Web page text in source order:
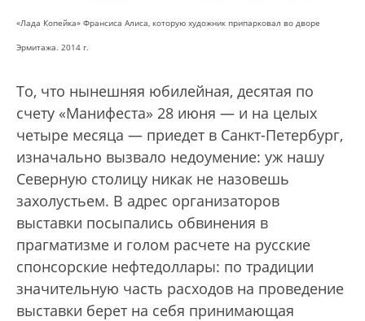
«Лада Копейка» Франсиса Алиса, которую художник припарковал во дворе
Эрмитажа. 2014 г.
То, что нынешняя юбилейная, десятая по
счету «Манифеста» 28 июня — и на целых
четыре месяца — приедет в Санкт-Петербург,
изначально вызвало недоумение: уж нашу
Северную столицу никак не назовешь
захолустьем. В адрес организаторов
выставки посыпались обвинения в
прагматизме и голом расчете на русские
спонсорские нефтедоллары: по традиции
значительную часть расходов на проведение
выставки берет на себя принимающая